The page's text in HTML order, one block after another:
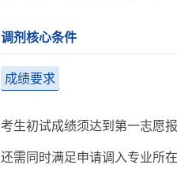
调剂核心条件
成绩要求
考生初试成绩须达到第一志愿
还需同时满足申请调入专业所